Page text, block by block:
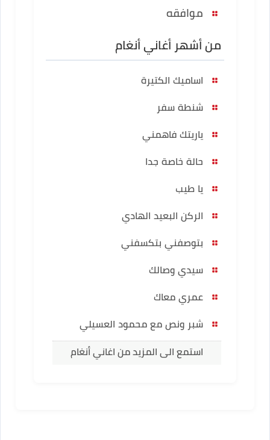
موافقه
من أشهر أغاني أنغام
اساميك الكتيرة
شنطة سفر
ياريتك فاهمني
حالة خاصة جدا
يا طيب
الركن البعيد الهادي
بتوصفني بتكسفني
سيدي وصالك
عمري معاك
شبر ونص مع محمود العسيلي
استمع الى المزيد من اغاني أنغام